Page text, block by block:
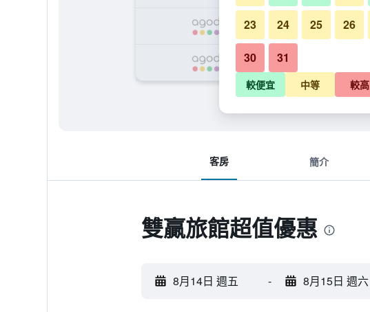
NT$738
客房 簡介
雙贏旅館超值優惠
8月14日 週五 - 8月15日 週六
23 24 25 26
30 31
較便宜 中等 較高